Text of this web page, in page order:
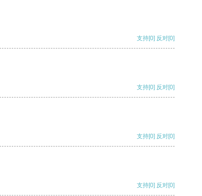
支持[0] 反对[0]
支持[0] 反对[0]
支持[0] 反对[0]
支持[0] 反对[0]